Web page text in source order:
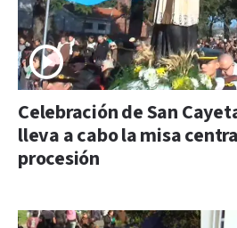
Celebración de San
lleva a cabo la misa
procesión